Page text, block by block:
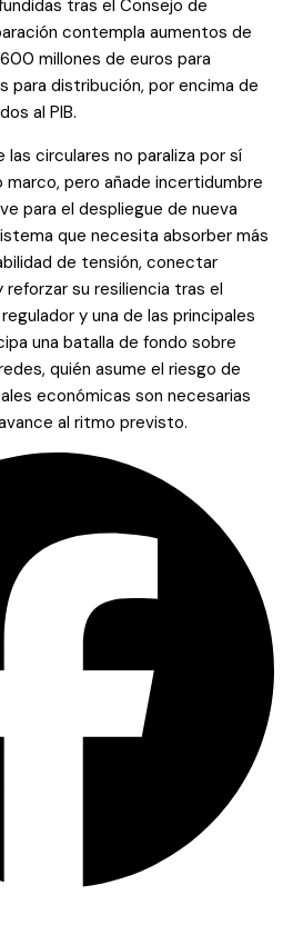
tras el Consejo de
contempla aumentos de
millones de euros para
para distribución, por encima de
al PIB.
las circulares no paraliza por sí
marco, pero añade incertidumbre
para el despliegue de nueva
que necesita absorber más
de tensión, conectar
su resiliencia tras el
y una de las principales
una batalla de fondo sobre
quién asume el riesgo de
económicas son necesarias
al ritmo previsto.